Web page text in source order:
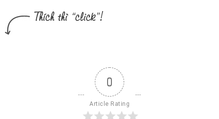
0
Article Rating